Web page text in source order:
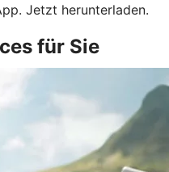
Jetzt herunterladen.
für Sie